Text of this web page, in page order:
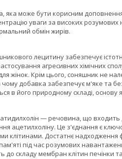
яка може бути корисним
уваги за високих
обмін жирів.
лецитину забезпечує
агресивних хімічних
жінок. Крім цього, соняшник не
добавка забезпечує м'яке та
в його природному складі, основу
— речовина, що входить
ацетилхоліну. Це з'єднання є
клітинами. Достатнє
під час розумових
до складу мембран клітин печінки